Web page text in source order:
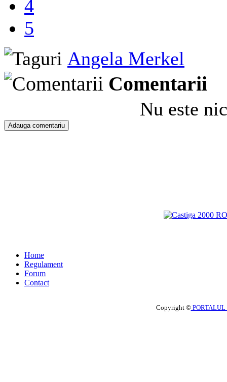
4
5
Angela Merkel
Comentarii
Nu este
Home
Regulament
Forum
Contact
Copyright ©PORTALUL